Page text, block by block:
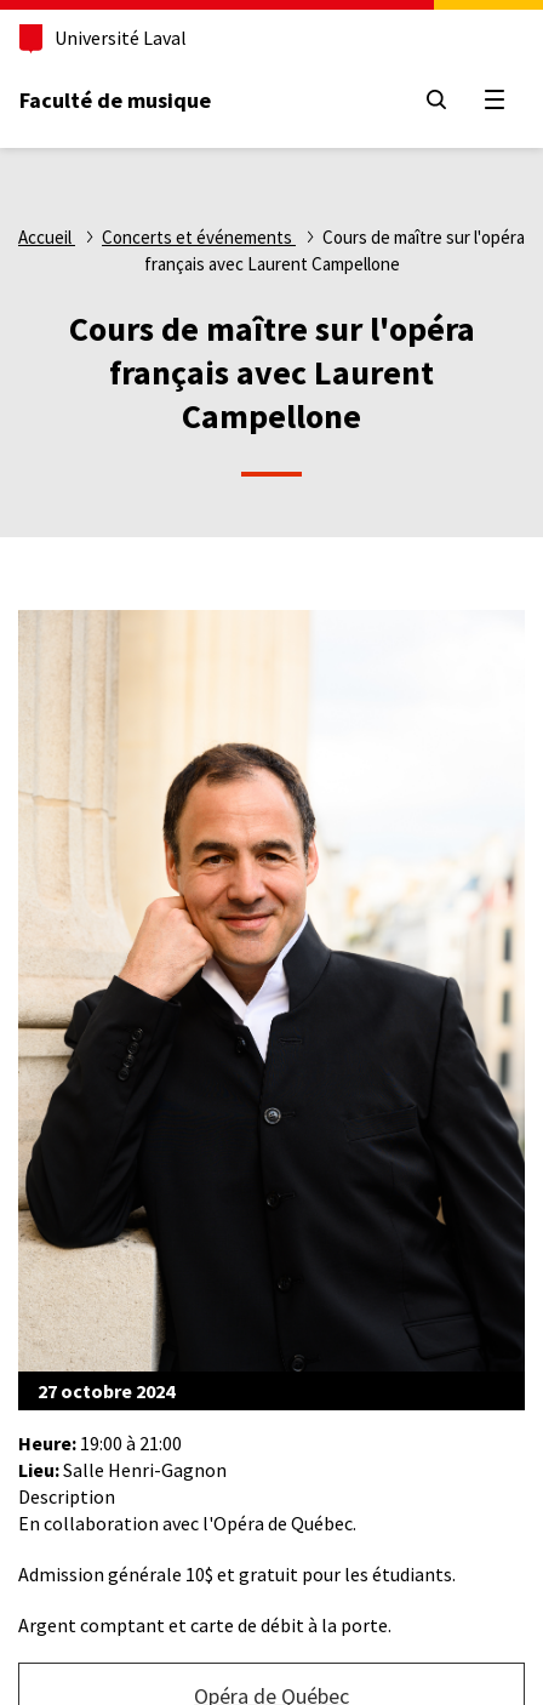
Aller
principal
Université Laval
Faculté de musique
Fil
Accueil Concerts et événements
Cours de maître sur l'opéra
français avec Laurent Campellone
Cours de maître sur l'opéra
français avec Laurent
Campellone
27 octobre 2024
Heure: 19:00 à 21:00
Lieu:Salle Henri-Gagnon
Description
En collaboration avec l'Opéra de Québec.
Admission générale 10$ et gratuit pour les étudiants.
Argent comptant et carte de débit à la porte.
Opéra de Québec